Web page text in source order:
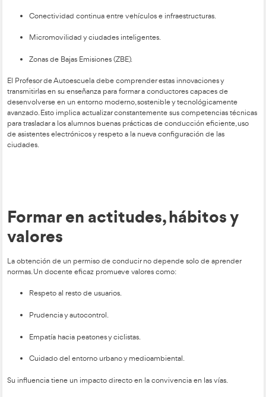
Detectar situaciones de riesgo.
Controlar emociones y reacciones impulsivas.
Interpretar el tráfico de manera anticipada.
Cada alumno formado es un nuevo conductor preparado
carreteras más seguras. Por ello, se espera que los
Un ecosistema de
plena transformación
La conducción actual incorpora tecnologías y
Vehículos Eléctricos e Híbridos Enchufables.